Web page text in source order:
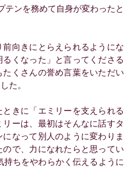
ンを務めて自身が変わったと
向きにとらえられるようにな
くなった」と言ってくださる
くさんの誉め言葉をいただい
た。
きに「エミリーを支えられる
ーは、最初はそんなに話すタ
なって別人のように変わりま
で、力になれたらと思ってい
ちをやわらかく伝えるように